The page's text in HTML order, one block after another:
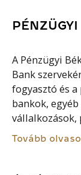
A Pénzügyi
Bank
fogyasztó és
bankok,
vállalkozások,
Tovább